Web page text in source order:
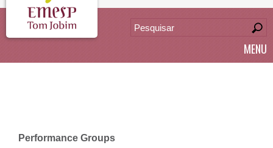
MENU
Performance Groups